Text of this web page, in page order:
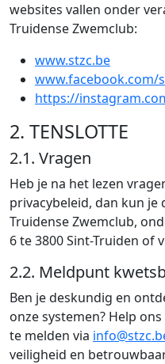
websites vallen onder
Truidense Zwemclub:
www.stzc.be
www.facebook.com/
https://
2. TENSLOTTE
2.1. Vragen
Heb je na het lezen
privacybeleid, dan kun je
Truidense Zwemclub,
6 te 3800 Sint-Truiden of
2.2. Meldpunt
Ben je deskundig en
onze systemen? Help
te melden via
veiligheid en